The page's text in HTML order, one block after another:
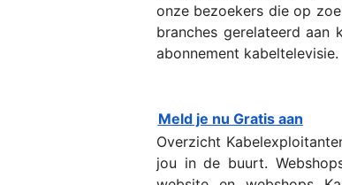
onze bezoekers die op
branches gerelateerd
abonnement kabeltelevisie.
Meld je nu Gratis aan
Overzicht
jou in de buurt.